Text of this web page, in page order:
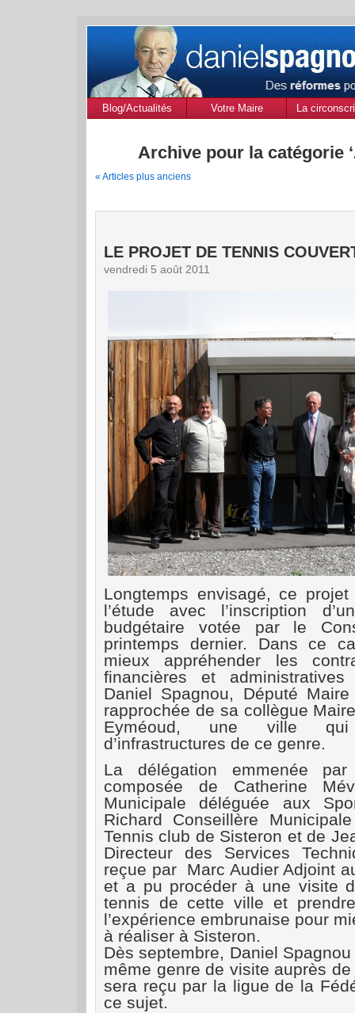
Blog/Actualités Votre Maire
La
Archive pour la catégorie
« Articles plus anciens
LE PROJET DE TENNIS
vendredi 5 août 2011
Longtemps envisagé, ce
l’étude avec l’inscription
budgétaire votée par le
printemps dernier. Dans ce
mieux appréhender les
financières et
Daniel Spagnou, Député
rapprochée de sa collègue
Eyméoud, une ville
d’infrastructures de ce genre.
La délégation emmenée par
composée de Catherine
Municipale déléguée aux
Richard Conseillère
Tennis club de Sisteron et de
Directeur des Services
reçue par
Marc Audier Adjoint
et a pu procéder à une visite
tennis de cette ville et
l’expérience embrunaise pour
à réaliser à Sisteron.
Dès septembre, Daniel
même genre de visite auprès
sera reçu par la ligue de la
ce sujet.